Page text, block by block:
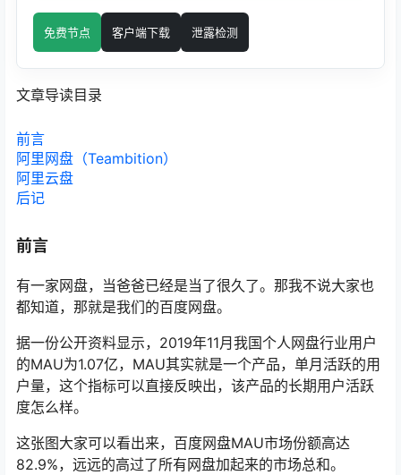
免费节点 客户端下载 泄露检测
文章导读目录
前言
阿里网盘（Teambition）
阿里云盘
后记
前言
有一家网盘，当爸爸已经是当了很久了。那我不说大家也
都知道，那就是我们的百度网盘。
据一份公开资料显示，2019年11月我国个人网盘行业用户
的MAU为1.07亿，MAU其实就是一个产品，单月活跃的用
户量，这个指标可以直接反映出，该产品的长期用户活跃
度怎么样。
这张图大家可以看出来，百度网盘MAU市场份额高达
82.9%，远远的高过了所有网盘加起来的市场总和。